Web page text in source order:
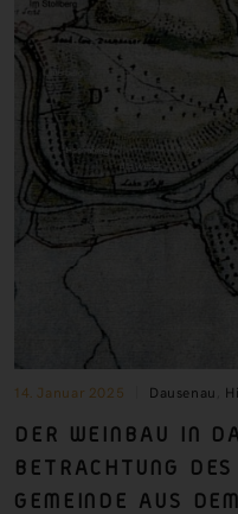
14. Januar 2025 Dausenau
DER WEINBAU IN
BETRACHTUNG
GEMEINDE AUS